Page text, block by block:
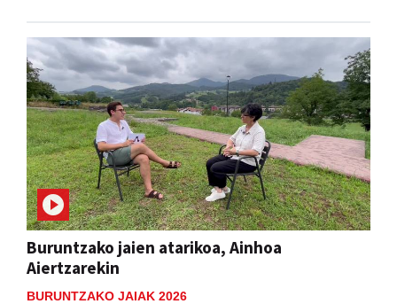
Buruntzako jaien atarikoa, Ainhoa
Aiertzarekin
BURUNTZAKO JAIAK 2026